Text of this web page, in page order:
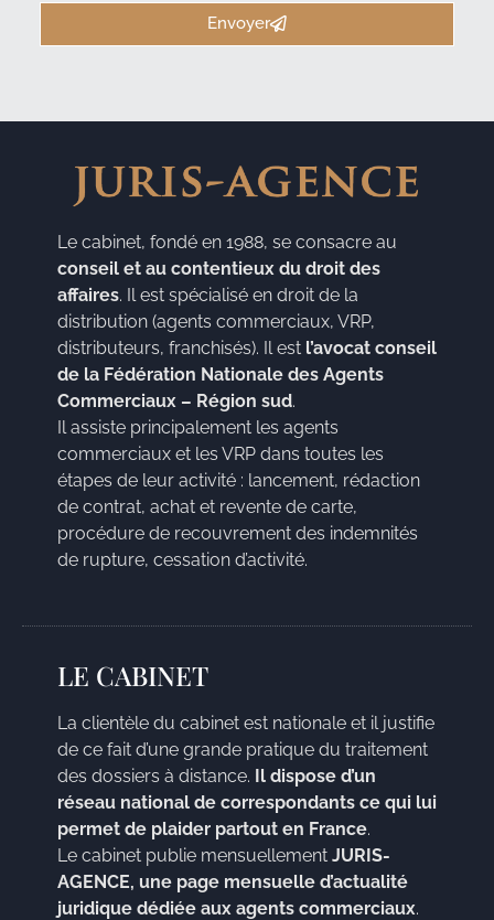
Envoyer
Le cabinet, fondé en 1988, se consacre au
conseil et au contentieux du droit des
affaires. Il est spécialisé en droit de la
distribution (agents commerciaux, VRP,
distributeurs, franchisés). Il est l’avocat conseil
de la Fédération Nationale des Agents
Commerciaux – Région sud.
Il assiste principalement les agents
commerciaux et les VRP dans toutes les
étapes de leur activité : lancement, rédaction
de contrat, achat et revente de carte,
procédure de recouvrement des indemnités
de rupture, cessation d’activité.
LE CABINET
La clientèle du cabinet est nationale et il justifie
de ce fait d’une grande pratique du traitement
des dossiers à distance. Il dispose d’un
réseau national de correspondants ce qui lui
permet de plaider partout en France.
Le cabinet publie mensuellement JURIS-
AGENCE, une page mensuelle d’actualité
juridique dédiée aux agents commerciaux.